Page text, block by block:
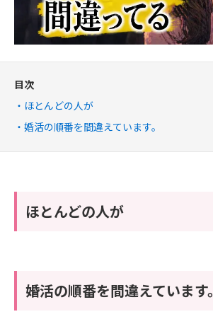
目次
ほとんどの人が
婚活の順番を間違えています。
ほとんどの人が
婚活の順番を間違えています。